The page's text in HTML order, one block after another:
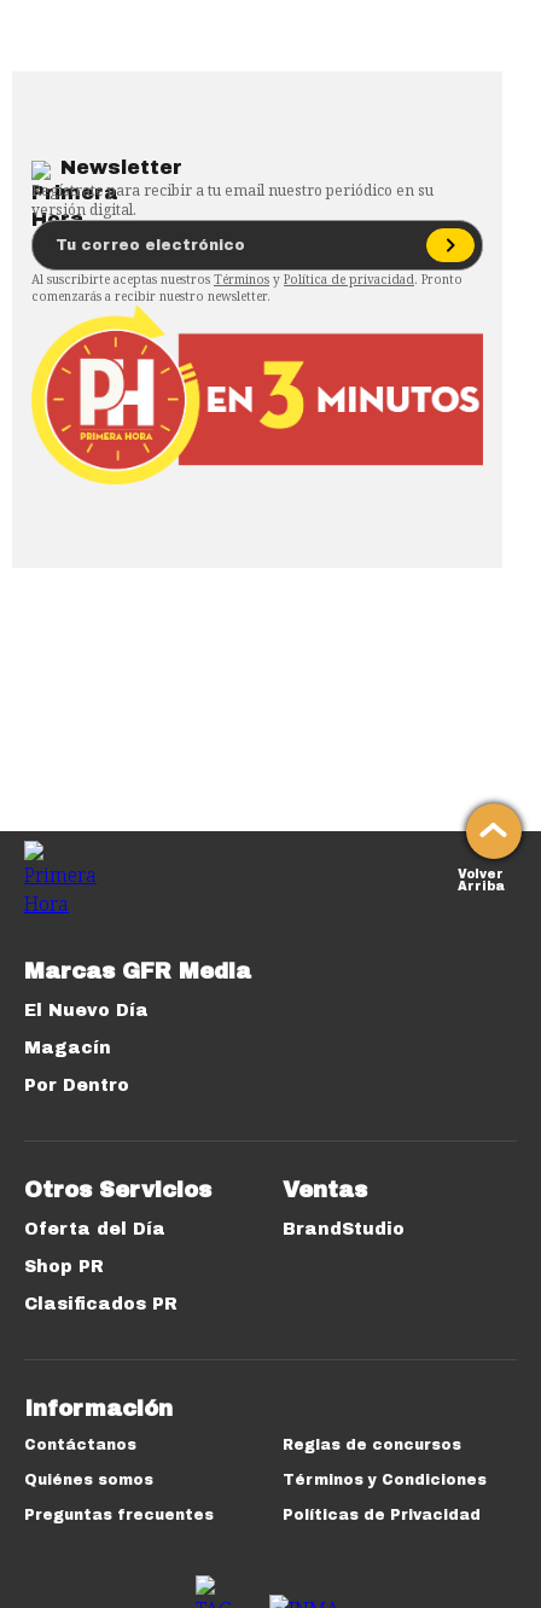
Newsletter
Regístrate para recibir a tu email nuestro periódico en su
versión digital.
Al suscribirte aceptas nuestros Términos y Política de privacidad. Pronto
comenzarás a recibir nuestro newsletter.
Volver
Arriba
Marcas GFR Media
El Nuevo Día
Magacín
Por Dentro
Otros Servicios
Oferta del Día
Shop PR
Clasificados PR
Ventas
BrandStudio
Información
Contáctanos
Quiénes somos
Preguntas frecuentes
Reglas de concursos
Términos y Condiciones
Políticas de Privacidad